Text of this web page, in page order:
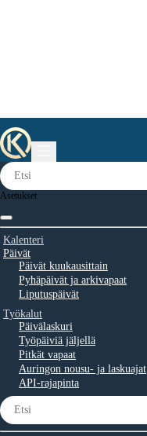
Asetukset
Kalenteri
Päivät
Päivät kuukausittain
Pyhäpäivät ja arkivapaat
Liputuspäivät
Työkalut
Päivälaskuri
Työpäiviä jäljellä
Pitkät vapaat
Auringon nousu- ja laskuajat
API-rajapinta